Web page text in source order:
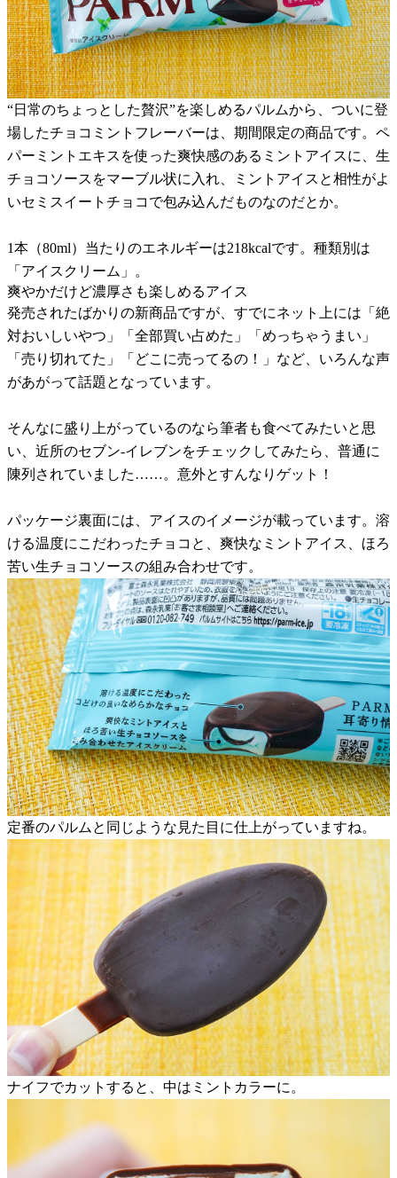
“日常のちょっとした贅沢”を楽しめるパルムから、ついに登
場したチョコミントフレーバーは、期間限定の商品です。ペ
パーミントエキスを使った爽快感のあるミントアイスに、生
チョコソースをマーブル状に入れ、ミントアイスと相性がよ
いセミスイートチョコで包み込んだものなのだとか。
1本（80ml）当たりのエネルギーは218kcalです。種類別は
「アイスクリーム」。
爽やかだけど濃厚さも楽しめるアイス
発売されたばかりの新商品ですが、すでにネット上には「絶
対おいしいやつ」「全部買い占めた」「めっちゃうまい」
「売り切れてた」「どこに売ってるの！」など、いろんな声
があがって話題となっています。
そんなに盛り上がっているのなら筆者も食べてみたいと思
い、近所のセブン-イレブンをチェックしてみたら、普通に
陳列されていました……。意外とすんなりゲット！
パッケージ裏面には、アイスのイメージが載っています。溶
ける温度にこだわったチョコと、爽快なミントアイス、ほろ
苦い生チョコソースの組み合わせです。
定番のパルムと同じような見た目に仕上がっていますね。
ナイフでカットすると、中はミントカラーに。